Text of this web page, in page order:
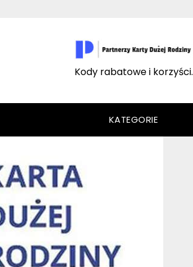
Kody rabatowe i korzyści.
KATEGORIE